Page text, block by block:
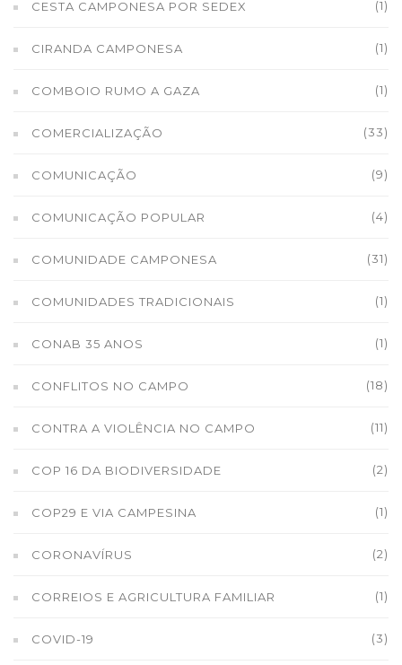
CESTA CAMPONESA POR SEDEX (1)
CIRANDA CAMPONESA (1)
COMBOIO RUMO A GAZA (1)
COMERCIALIZAÇÃO (33)
COMUNICAÇÃO (9)
COMUNICAÇÃO POPULAR (4)
COMUNIDADE CAMPONESA (31)
COMUNIDADES TRADICIONAIS (1)
CONAB 35 ANOS (1)
CONFLITOS NO CAMPO (18)
CONTRA A VIOLÊNCIA NO CAMPO (11)
COP 16 DA BIODIVERSIDADE (2)
COP29 E VIA CAMPESINA (1)
CORONAVÍRUS (2)
CORREIOS E AGRICULTURA FAMILIAR (1)
COVID-19 (3)